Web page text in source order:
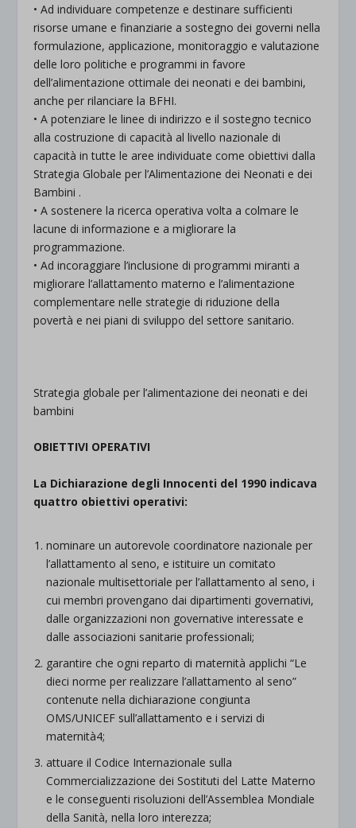
• Ad individuare competenze e destinare sufficienti
risorse umane e finanziarie a sostegno dei governi nella
formulazione, applicazione, monitoraggio e valutazione
delle loro politiche e programmi in favore
dell’alimentazione ottimale dei neonati e dei bambini,
anche per rilanciare la BFHI.
• A potenziare le linee di indirizzo e il sostegno tecnico
alla costruzione di capacità al livello nazionale di
capacità in tutte le aree individuate come obiettivi dalla
Strategia Globale per l’Alimentazione dei Neonati e dei
Bambini .
• A sostenere la ricerca operativa volta a colmare le
lacune di informazione e a migliorare la
programmazione.
• Ad incoraggiare l’inclusione di programmi miranti a
migliorare l’allattamento materno e l’alimentazione
complementare nelle strategie di riduzione della
povertà e nei piani di sviluppo del settore sanitario.
Strategia globale per l’alimentazione dei neonati e dei
bambini
OBIETTIVI OPERATIVI
La Dichiarazione degli Innocenti del 1990 indicava
quattro obiettivi operativi:
nominare un autorevole coordinatore nazionale per
l’allattamento al seno, e istituire un comitato
nazionale multisettoriale per l’allattamento al seno, i
cui membri provengano dai dipartimenti governativi,
dalle organizzazioni non governative interessate e
dalle associazioni sanitarie professionali;
garantire che ogni reparto di maternità applichi “Le
dieci norme per realizzare l’allattamento al seno”
contenute nella dichiarazione congiunta
OMS/UNICEF sull’allattamento e i servizi di
maternità4;
attuare il Codice Internazionale sulla
Commercializzazione dei Sostituti del Latte Materno
e le conseguenti risoluzioni dell’Assemblea Mondiale
della Sanità, nella loro interezza;